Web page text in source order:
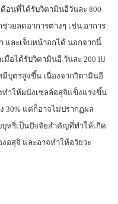
นที่ได้รับวิตามินอีวันละ 800
ช่วยลดอาการต่างๆ เช่น อาการ
และเจ็บหน้าอกได้ นอกจากนี้
อได้รับวิตามินอี วันละ 200 IU
มีบุตรสูงขึ้น เนื่องจากวิตามินอี
ำให้ผนังเซลล์อสุจิแข็งแรงขึ้น
30% แต่ก็อาจไม่ปรากฏผล
หรี่เป็นปัจจัยสำคัญที่ทำให้เกิด
อสุจิ และอาจทำให้อวัยวะ